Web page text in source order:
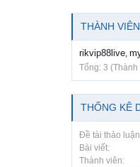
THÀNH
rikvip88live,
Tổng: 3 (Thành
THỐNG KÊ
Đề tài thảo
Bài viết:
Thành viên: